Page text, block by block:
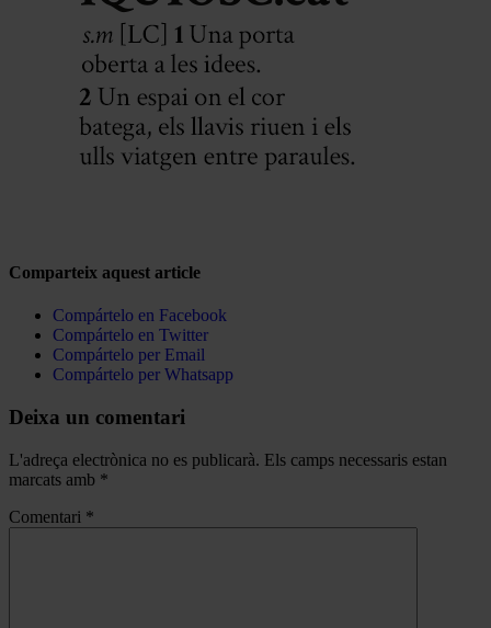
Comparteix aquest article
Compártelo en Facebook
Compártelo en Twitter
Compártelo per Email
Compártelo per Whatsapp
Deixa un comentari
L'adreça electrònica no es publicarà. Els camps necessaris estan
marcats amb *
Comentari *